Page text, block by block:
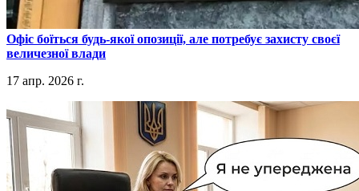
​Офіс боїться будь-якої опозиції, але потребує захисту своєї
величезної влади
17 апр. 2026 г.